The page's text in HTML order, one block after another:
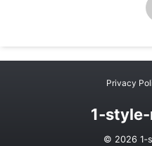
Privacy
© 2026